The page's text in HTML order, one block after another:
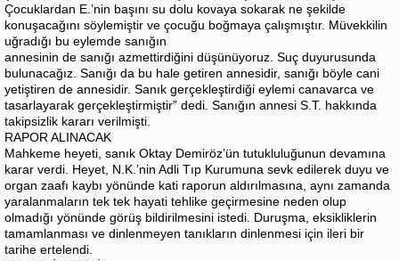
Çocuklardan E.’nin başını su dolu kovaya sokarak ne şekilde
konuşacağını söylemiştir ve çocuğu boğmaya çalışmıştır. Müvekkilin
uğradığı bu eylemde sanığın
annesinin de sanığı azmettirdiğini düşünüyoruz. Suç duyurusunda
bulunacağız. Sanığı da bu hale getiren annesidir, sanığı böyle cani
yetiştiren de annesidir. Sanık gerçekleştirdiği eylemi canavarca ve
tasarlayarak gerçekleştirmiştir” dedi. Sanığın annesi S.T. hakkında
takipsizlik kararı verilmişti.
RAPOR ALINACAK
Mahkeme heyeti, sanık Oktay Demiröz’ün tutukluluğunun devamına
karar verdi. Heyet, N.K.’nin Adli Tıp Kurumuna sevk edilerek duyu ve
organ zaafı kaybı yönünde kati raporun aldırılmasına, aynı zamanda
yaralanmaların tek tek hayati tehlike geçirmesine neden olup
olmadığı yönünde görüş bildirilmesini istedi. Duruşma, eksikliklerin
tamamlanması ve dinlenmeyen tanıkların dinlenmesi için ileri bir
tarihe ertelendi.